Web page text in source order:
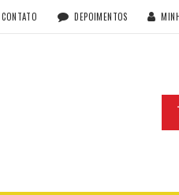
CONTATO DEPOIMENTOS